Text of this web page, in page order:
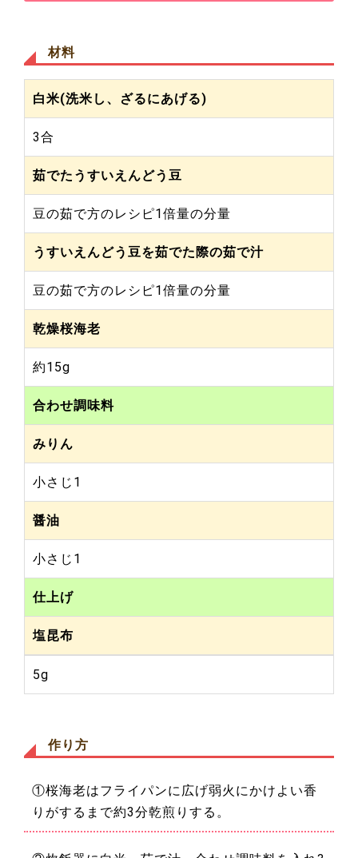
材料
白米(洗米し、ざるにあげる)
3合
茹でたうすいえんどう豆
豆の茹で方のレシピ1倍量の分量
うすいえんどう豆を茹でた際の茹で汁
豆の茹で方のレシピ1倍量の分量
乾燥桜海老
約15g
合わせ調味料
みりん
小さじ1
醤油
小さじ1
仕上げ
塩昆布
5g
作り方
①桜海老はフライパンに広げ弱火にかけよい香
りがするまで約3分乾煎りする。